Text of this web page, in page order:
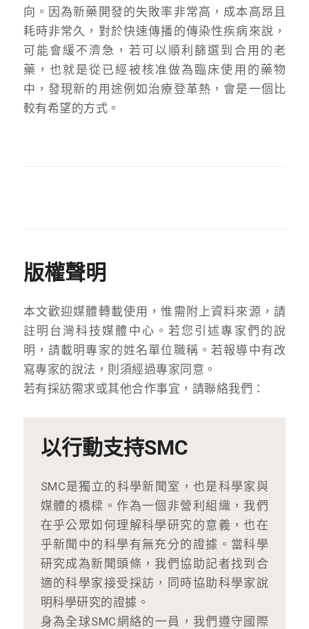
向。因為新藥開發的失敗率非常高，成本高昂且
耗時非常久，對於快速傳播的傳染性疾病來說，
可能會緩不濟急，若可以順利篩選到合用的老
藥，也就是從已經被核准做為臨床使用的藥物
中，發現新的用途例如治療登革熱，會是一個比
較有希望的方式。
版權聲明
本文歡迎媒體轉載使用，惟需附上資料來源，請
註明台灣科技媒體中心。若您引述專家們的說
明，請載明專家的姓名單位職稱。若報導中有改
寫專家的說法，則須經過專家同意。
若有採訪需求或其他合作事宜，請聯絡我們：
以行動支持SMC
SMC是獨立的科學新聞室，也是科學家與
媒體的橋樑。作為一個非營利組織，我們
在乎公眾如何理解科學研究的意義，也在
乎新聞中的科學有無充分的證據。當科學
研究成為新聞頭條，我們協助記者找到合
適的科學家接受採訪，同時協助科學家說
明科學研究的證據。
身為全球SMC網絡的一員，我們遵守國際